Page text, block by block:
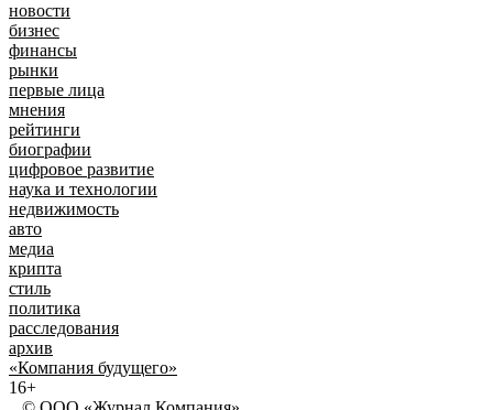
новости
бизнес
финансы
рынки
первые лица
мнения
рейтинги
биографии
цифровое развитие
наука и технологии
недвижимость
авто
медиа
крипта
стиль
политика
расследования
архив
«Компания будущего»
16+